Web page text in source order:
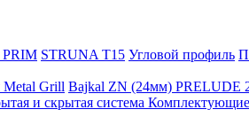
PRIM STRUNA Т15 Угловой профиль
Grill Bajkal ZN (24мм) PRELUDE
и скрытая система